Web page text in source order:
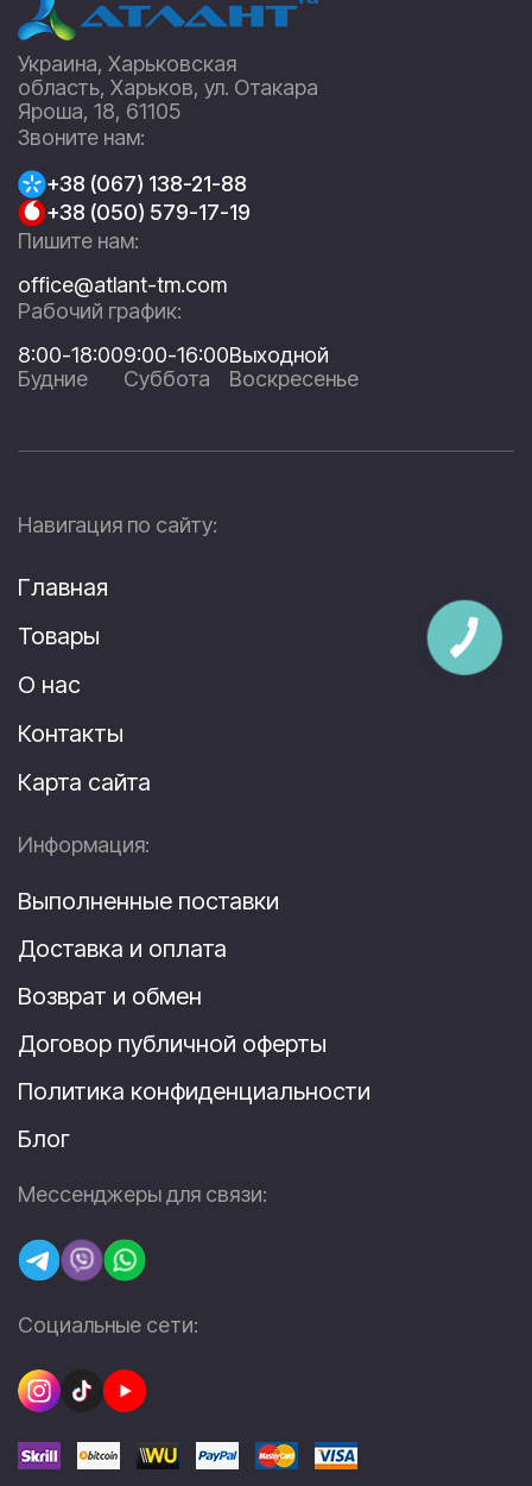
Украина, Харьковская
область, Харьков, ул. Отакара
Яроша, 18, 61105
Звоните нам:
+38 (067) 138-21-88
+38 (050) 579-17-19
Пишите нам:
office@atlant-tm.com
Рабочий график:
8:00-18:00
Будние
9:00-16:00
Суббота
Выходной
Воскресенье
Навигация по сайту:
Главная
Товары
О нас
Контакты
Карта сайта
Информация:
Выполненные поставки
Доставка и оплата
Возврат и обмен
Договор публичной оферты
Политика конфиденциальности
Блог
Мессенджеры для связи:
Социальные сети: